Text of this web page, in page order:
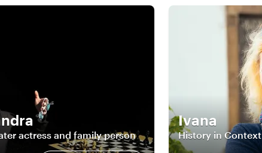
actress and family person
Ivana
History in Context